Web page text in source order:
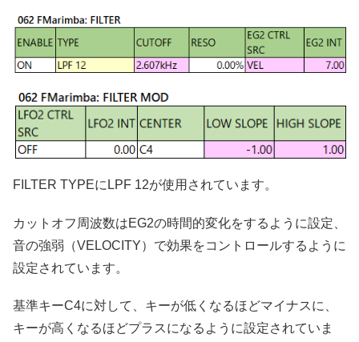
FILTER TYPEにLPF 12が使用されています。
カットオフ周波数はEG2の時間的変化をするように設定、
音の強弱（VELOCITY）で効果をコントロールするように
設定されています。
基準キーC4に対して、キーが低くなるほどマイナスに、
キーが高くなるほどプラスになるように設定されていま